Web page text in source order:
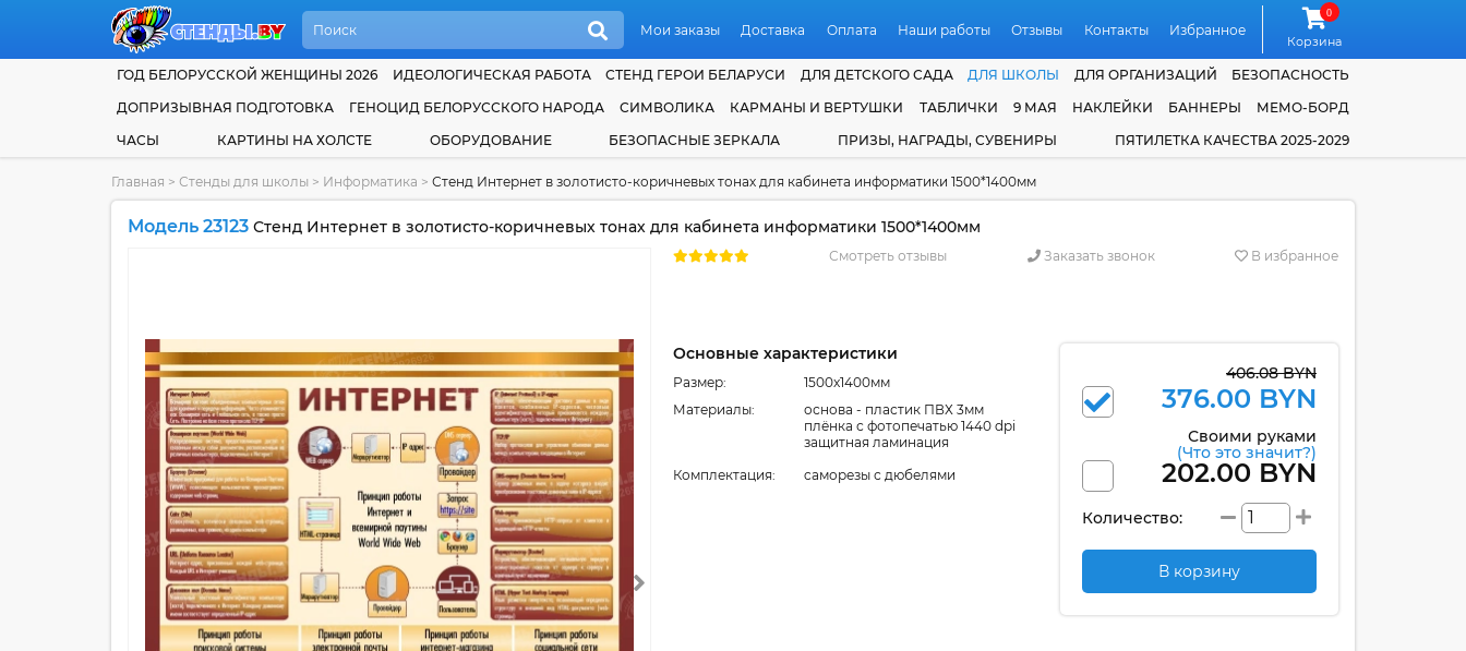
Мои заказы Доставка Оплата Наши работы Отзывы Контакты Избранное
0
Корзина
ГОД БЕЛОРУССКОЙ ЖЕНЩИНЫ 2026 ИДЕОЛОГИЧЕСКАЯ РАБОТА СТЕНД ГЕРОИ БЕЛАРУСИ ДЛЯ ДЕТСКОГО САДА ДЛЯ ШКОЛЫ ДЛЯ ОРГАНИЗАЦИЙ
БЕЗОПАСНОСТЬ
ДОПРИЗЫВНАЯ ПОДГОТОВКА
ГЕНОЦИД БЕЛОРУССКОГО НАРОДА СИМВОЛИКА КАРМАНЫ И ВЕРТУШКИ ТАБЛИЧКИ 9 МАЯ НАКЛЕЙКИ БАННЕРЫ
МЕМО-БОРД
ЧАСЫ
КАРТИНЫ НА ХОЛСТЕ ОБОРУДОВАНИЕ БЕЗОПАСНЫЕ ЗЕРКАЛА ПРИЗЫ, НАГРАДЫ, СУВЕНИРЫ ПЯТИЛЕТКА КАЧЕСТВА 2025-2029
Главная > Стенды для школы > Информатика > Стенд Интернет в золотисто-коричневых тонах для кабинета информатики 1500*1400мм
Модель 23123 Стенд Интернет в золотисто-коричневых тонах для кабинета информатики 1500*1400мм
Смотреть отзывы Заказать звонок В избранное
Основные характеристики
Размер:
1500x1400мм
Материалы:
основа - пластик ПВХ 3мм
плёнка с фотопечатью 1440 dpi
защитная ламинация
Комплектация:
cаморезы с дюбелями
406.08 BYN
376.00 BYN
Своими руками
(Что это значит?)
202.00 BYN
Количество:
В корзину